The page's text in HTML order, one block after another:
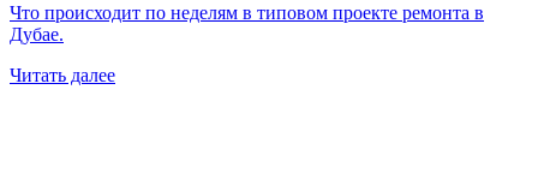
Что происходит по неделям в типовом проекте ремонта в
Дубае.
Читать далее